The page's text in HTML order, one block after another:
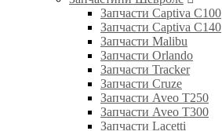
Запчасти Captiva C100
Запчасти Captiva C140
Запчасти Malibu
Запчасти Orlando
Запчасти Tracker
Запчасти Cruze
Запчасти Aveo T250
Запчасти Aveo T300
Запчасти Lacetti